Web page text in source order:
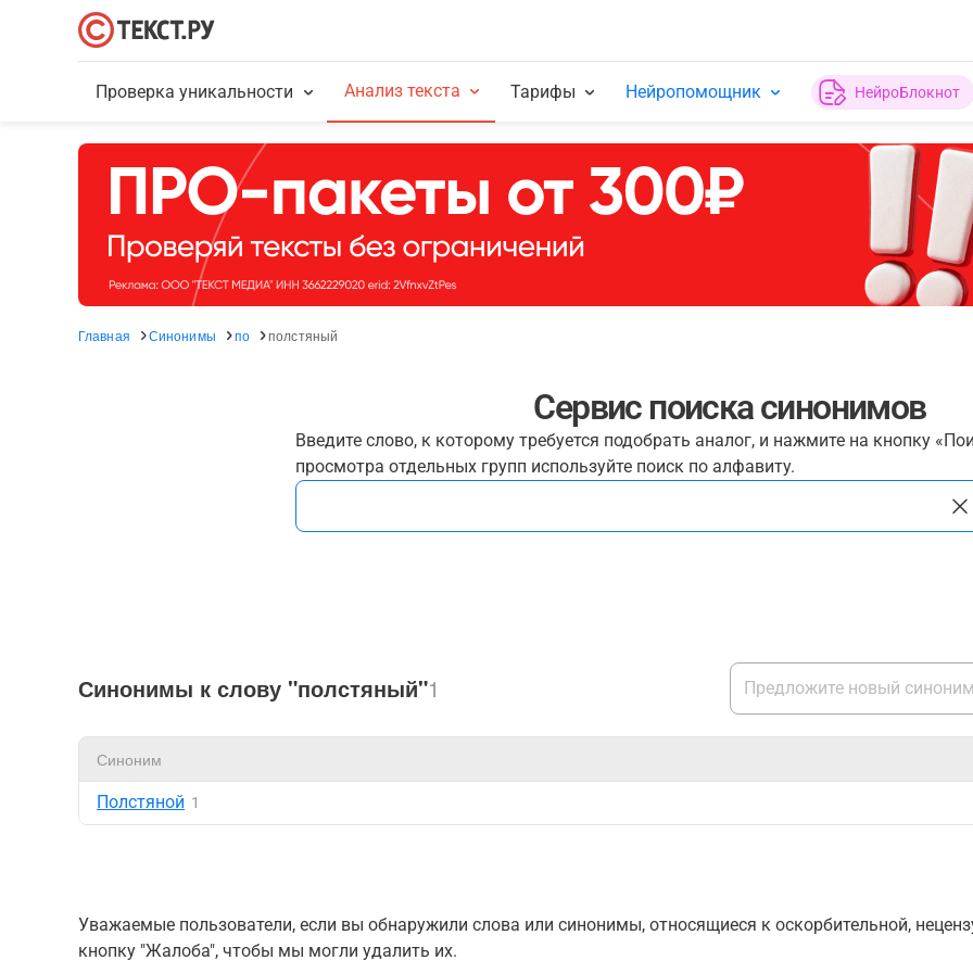
Проверка уникальности Анализ текста Тарифы Нейропомощник НейроБлокнот
Главная Синонимы по полстяный
Сервис поиска синонимов
Введите слово, к которому требуется подобрать аналог, и нажмите на кнопку
просмотра отдельных групп используйте поиск по алфавиту.
Синонимы к слову "полстяный"1
Синоним
Полстяной 1
Уважаемые пользователи, если вы обнаружили слова или синонимы, относящиеся к оскорбительной,
кнопку "Жалоба", чтобы мы могли удалить их.